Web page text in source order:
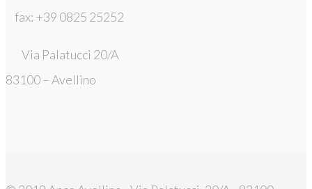
fax: +39 0825 25252
Via Palatucci 20/A
83100 – Avellino